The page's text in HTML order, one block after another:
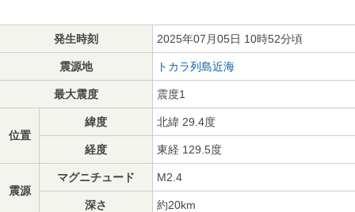
発生時刻 2025年07月05日 10時52分頃
震源地 トカラ列島近海
最大震度 震度1
位置
緯度 北緯 29.4度
経度 東経 129.5度
震源
マグニチュード M2.4
深さ 約20km